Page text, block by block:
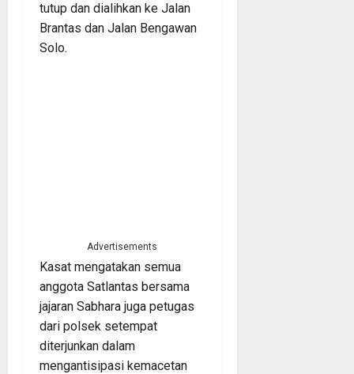
tutup dan dialihkan ke Jalan
Brantas dan Jalan Bengawan
Solo.
Advertisements
Kasat mengatakan semua
anggota Satlantas bersama
jajaran Sabhara juga petugas
dari polsek setempat
diterjunkan dalam
mengantisipasi kemacetan